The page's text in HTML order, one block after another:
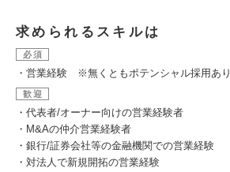
求められるスキルは
必須
・営業経験 ※無くともポテンシャル採用あり
歓迎
・代表者/オーナー向けの営業経験者
・M&Aの仲介営業経験者
・銀行/証券会社等の金融機関での営業経験
・対法人で新規開拓の営業経験